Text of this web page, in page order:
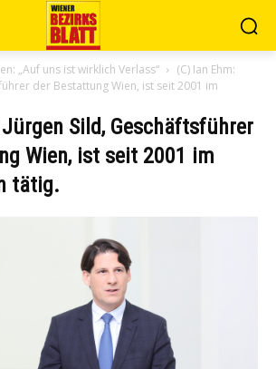
„Auf uns ist wirklich Verlass“
(C) Ian Ehm:
der Bestattung Wien, ist seit 2001 im
Sild, Geschäftsführer
Wien, ist seit 2001 im
tätig.